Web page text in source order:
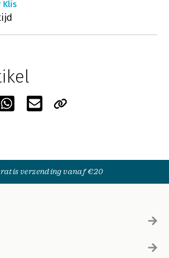
Klis
verzending vanaf €20